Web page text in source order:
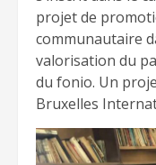
projet de
communautaire
valorisation du
du fonio. Un
Bruxelles